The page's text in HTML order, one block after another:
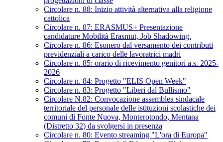
Circolare n. 88: Inizio attività alternativa alla religione
cattolica
Circolare n. 87: ERASMUS+ Presentazione
candidature Mobilità Erasmut, Job Shadowing.
Circolare n. 86: Esonero dal versamento dei contributi
previdenziali a carico delle lavoratrici madri
Circolare n. 85: orario di ricevimento genitori a.s. 2025-
2026
Circolare n. 84: Progetto "ELIS Open Week"
Circolare n. 83: Progetto "Liberi dal Bullismo"
Circolare N.82: Convocazione assemblea sindacale
territoriale del personale delle istituzioni scolastiche dei
comuni di Fonte Nuova, Monterotondo, Mentana
(Distretto 32) da svolgersi in presenza
Circolare n. 80: Evento streaming "L'ora di Europa"